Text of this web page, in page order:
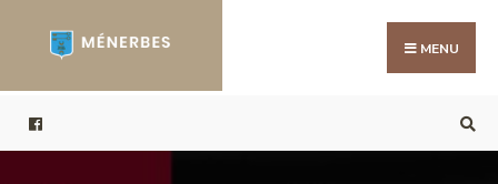
MENU
for: